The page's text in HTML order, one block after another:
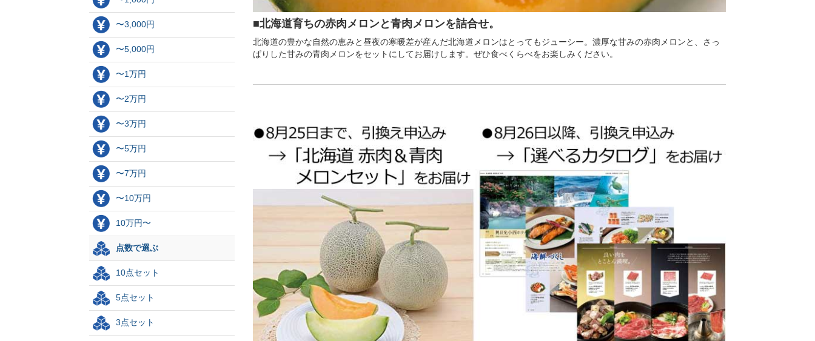
■北海道育ちの赤肉メロンと青肉メロンを詰合せ。
北海道の豊かな自然の恵みと昼夜の寒暖差が産んだ北海道メロンはとってもジューシー。濃厚な甘みの赤肉メロンと、さっ
ぱりした甘みの青肉メロンをセットにしてお届けします。ぜひ食べくらべをお楽しみください。
〜3,000円
〜5,000円
〜1万円
〜2万円
〜3万円
〜5万円
〜7万円
〜10万円
10万円〜
点数で選ぶ
10点セット
5点セット
3点セット